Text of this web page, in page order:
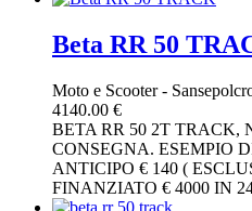
Beta RR 50
Moto e Scooter-
4140.00 €
BETA RR 50 2T TRACK,
CONSEGNA. ESEMPIO
ANTICIPO € 140 (
FINANZIATO € 4000 IN